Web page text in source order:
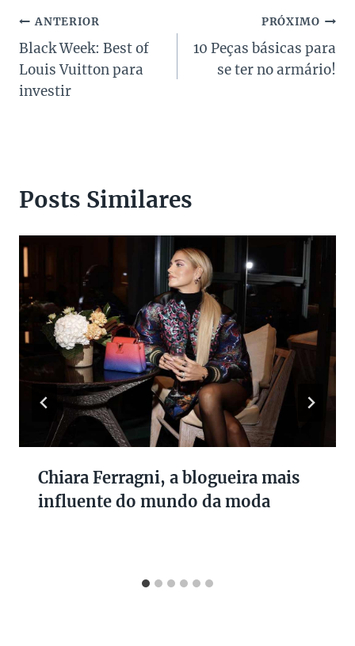
Navegação
de
Post
ANTERIOR
Black Week: Best of
Louis Vuitton para
investir
PRÓXIMO
10 Peças básicas para
se ter no armário!
Posts Similares
Chiara Ferragni, a blogueira mais
influente do mundo da moda